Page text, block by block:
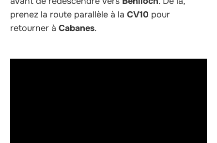
prenez la route parallèle à laCV10 pour
retourner àCabanes.